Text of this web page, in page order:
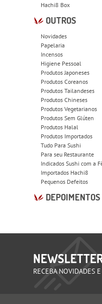
Hachi8 Box
OUTROS
Novidades
Papelaria
Incensos
Higiene Pessoal
Produtos Japoneses
Produtos Coreanos
Produtos Tailandeses
Produtos Chineses
Produtos Vegetarianos
Produtos Sem Glúten
Produtos Halal
Produtos Importados
Tudo Para Sushi
Para seu Restaurante
Indicados Sushi com a
Importados Hachi8
Pequenos Defeitos
DEPOIMENTOS
RECEBA NOVIDADES